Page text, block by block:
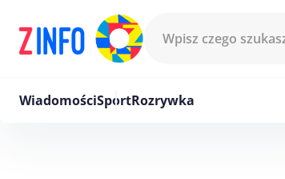
WiadomościSportRozrywka